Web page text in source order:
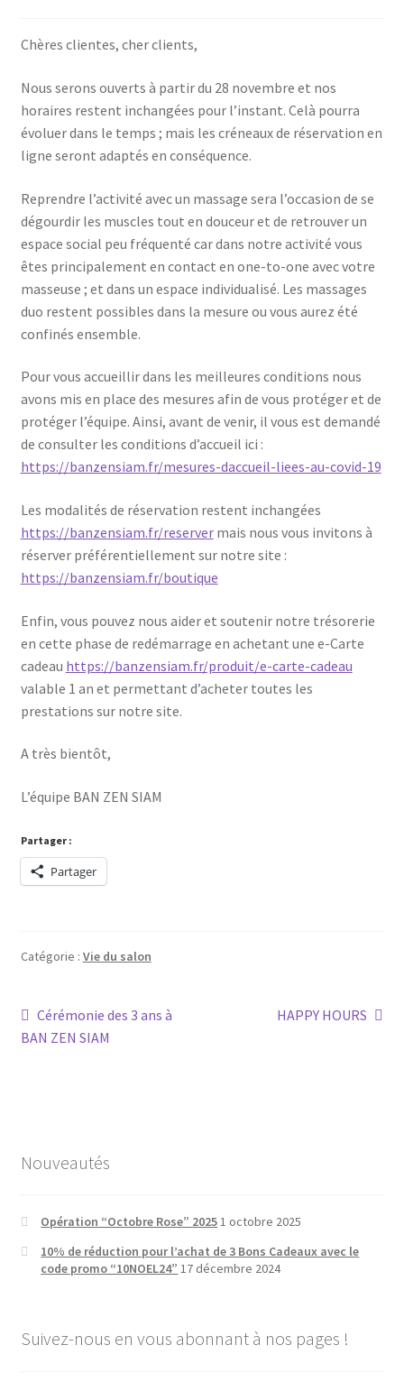
Chères clientes, cher clients,
Nous serons ouverts à partir du 28 novembre et nos
horaires restent inchangées pour l’instant. Celà pourra
évoluer dans le temps ; mais les créneaux de réservation en
ligne seront adaptés en conséquence.
Reprendre l’activité avec un massage sera l’occasion de se
dégourdir les muscles tout en douceur et de retrouver un
espace social peu fréquenté car dans notre activité vous
êtes principalement en contact en one-to-one avec votre
masseuse ; et dans un espace individualisé. Les massages
duo restent possibles dans la mesure ou vous aurez été
confinés ensemble.
Pour vous accueillir dans les meilleures conditions nous
avons mis en place des mesures afin de vous protéger et de
protéger l’équipe. Ainsi, avant de venir, il vous est demandé
de consulter les conditions d’accueil ici :
https://banzensiam.fr/mesures-daccueil-liees-au-covid-19
Les modalités de réservation restent inchangées
https://banzensiam.fr/reservermais nous vous invitons à
réserver préférentiellement sur notre site :
https://banzensiam.fr/boutique
Enfin, vous pouvez nous aider et soutenir notre trésorerie
en cette phase de redémarrage en achetant une e-Carte
cadeau https://banzensiam.fr/produit/e-carte-cadeau
valable 1 an et permettant d’acheter toutes les
prestations sur notre site.
A très bientôt,
L’équipe BAN ZEN SIAM
Partager :
Partager
Catégorie : Vie du salon
Navigation
de
Article
précédent :
Cérémonie des 3 ans à
BAN ZEN SIAM
Article
HAPPY HOURS
Nouveautés
Opération “Octobre Rose” 20251 octobre 2025
10% de réduction pour l’achat de 3 Bons Cadeaux avec le
code promo “10NOEL24” 17 décembre 2024
Suivez-nous en vous abonnant à nos pages !